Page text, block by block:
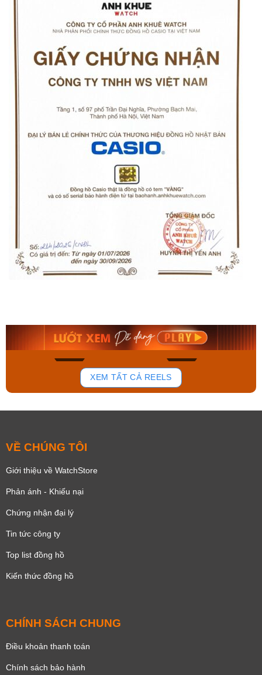
177
Mua ngay Mua ngay
XEM TẤT CẢ REELS
VỀ CHÚNG TÔI
Giới thiệu về WatchStore
Phản ánh - Khiếu nại
Chứng nhận đại lý
Tin tức công ty
Top list đồng hồ
Kiến thức đồng hồ
CHÍNH SÁCH CHUNG
Điều khoản thanh toán
Chính sách bảo hành